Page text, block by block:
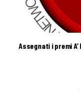
Assegnati i premi